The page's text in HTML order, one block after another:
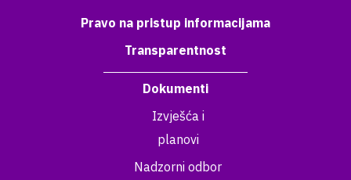
Pravo na pristup informacijama
Transparentnost
Dokumenti
Izvješća i
planovi
Nadzorni odbor